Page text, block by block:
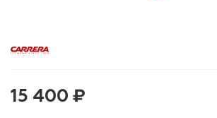
15 400 ₽